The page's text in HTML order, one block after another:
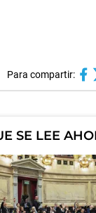
Para compartir:
SE LEE